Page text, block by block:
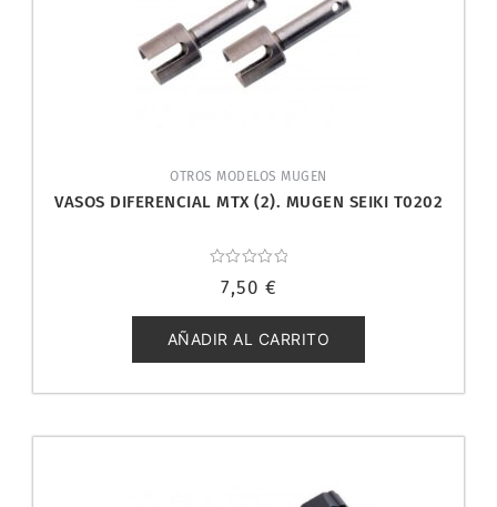
OTROS MODELOS MUGEN
VASOS DIFERENCIAL MTX (2). MUGEN SEIKI T0202
con
de
5
7,50 €
AÑADIR AL CARRITO